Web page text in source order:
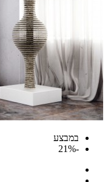
במבצע